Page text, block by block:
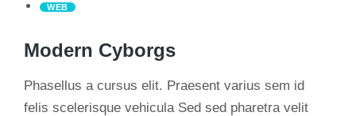
WEB
Modern Cyborgs
Phasellus a cursus elit. Praesent varius sem id
felis scelerisque vehicula Sed sed pharetra velit